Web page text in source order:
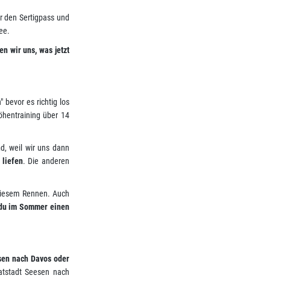
den Sertigpass und
wir uns, was jetzt
bevor es richtig los
über 14
weil wir uns dann
liefen. Die anderen
Rennen. Auch
im Sommer einen
nach Davos oder
Seesen nach